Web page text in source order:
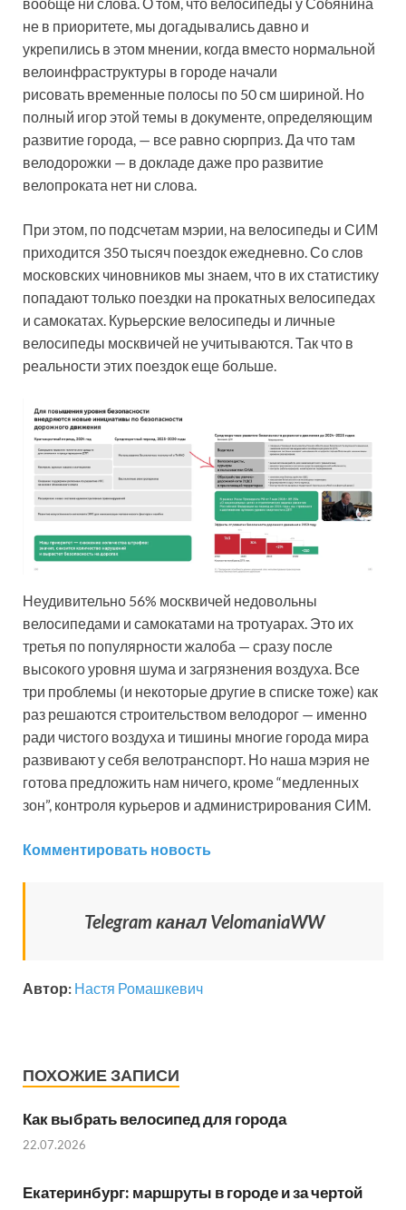
не в приоритете, мы догадывались давно и
укрепились в этом мнении, когда вместо нормальной
велоинфраструктуры в городе начали
рисовать временные полосы по 50 см шириной. Но
полный игор этой темы в документе, определяющим
развитие города, — все равно сюрприз. Да что там
велодорожки — в докладе даже про развитие
велопроката нет ни слова.
При этом, по подсчетам мэрии, на велосипеды и СИМ
приходится 350 тысяч поездок ежедневно. Со слов
московских чиновников мы знаем, что в их статистику
попадают только поездки на прокатных велосипедах
и самокатах. Курьерские велосипеды и личные
велосипеды москвичей не учитываются. Так что в
реальности этих поездок еще больше.
Неудивительно 56% москвичей недовольны
велосипедами и самокатами на тротуарах. Это их
третья по популярности жалоба — сразу после
высокого уровня шума и загрязнения воздуха. Все
три проблемы (и некоторые другие в списке тоже) как
раз решаются строительством велодорог — именно
ради чистого воздуха и тишины многие города мира
развивают у себя велотранспорт. Но наша мэрия не
готова предложить нам ничего, кроме “медленных
зон”, контроля курьеров и администрирования СИМ.
Комментировать новость
Telegram канал VelomaniaWW
Автор: Настя Ромашкевич
ПОХОЖИЕ ЗАПИСИ
Как выбрать велосипед для города
22.07.2026
Екатеринбург: маршруты в городе и за чертой